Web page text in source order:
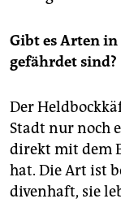
Gibt es Arten
gefährdet sind?
Der
Stadt nur noch
direkt mit dem
hat. Die Art ist
divenhaft, sie